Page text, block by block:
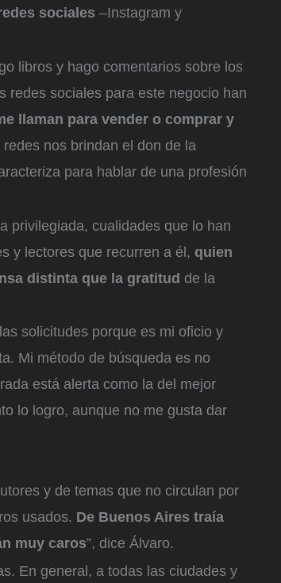
sociales –Instagram y
libros y hago comentarios sobre los
redes sociales para este negocio han
llaman para vender o comprar y
redes nos brindan el don de la
para hablar de una profesión
privilegiada, cualidades que lo han
y lectores que recurren a él, quien
distinta que la gratitud de la
solicitudes porque es mi oficio y
Mi método de búsqueda es no
está alerta como la del mejor
lo logro, aunque no me gusta dar
y de temas que no circulan por
usados. De Buenos Aires traía
muy caros”, dice Álvaro.
En general, a todas las ciudades y